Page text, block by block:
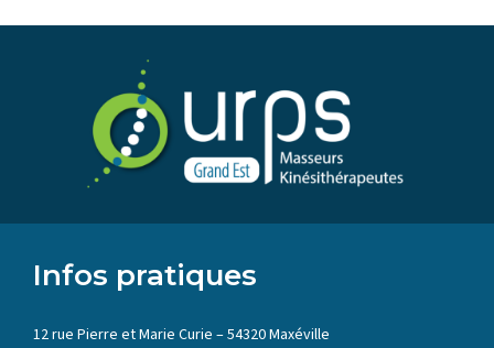
Infos pratiques
12 rue Pierre et Marie Curie – 54320 Maxéville